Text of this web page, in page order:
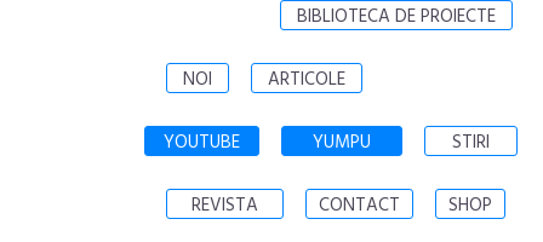
BIBLIOTECA DE PROIECTE
NOI ARTICOLE
YOUTUBE YUMPU STIRI
REVISTA CONTACT SHOP